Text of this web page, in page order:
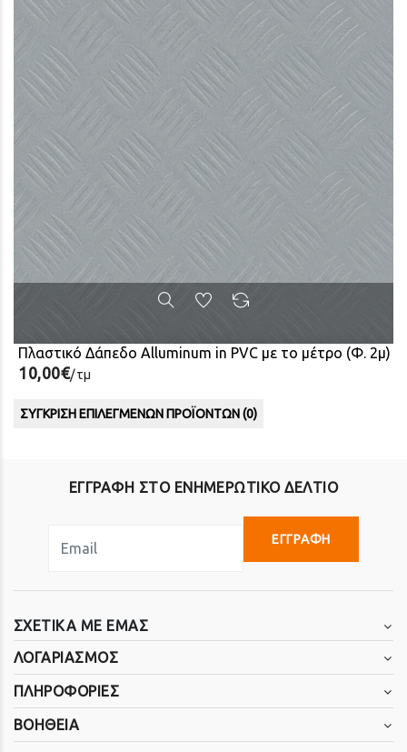
Πλαστικό Δάπεδο Alluminum in PVC με το μέτρο (Φ. 2μ)
10,00€/τμ
ΣΎΓΚΡΙΣΗ ΕΠΙΛΕΓΜΈΝΩΝ ΠΡΟΪΌΝΤΩΝ (0)
ΕΓΓΡΑΦΗ ΣΤΟ ΕΝΗΜΕΡΩΤΙΚΟ ΔΕΛΤΙΟ
ΕΓΓΡΑΦΗ
ΣΧΕΤΙΚΑ ΜΕ ΕΜΑΣ
ΛΟΓΑΡΙΑΣΜΟΣ
ΠΛΗΡΟΦΟΡΙΕΣ
ΒΟΗΘΕΙΑ